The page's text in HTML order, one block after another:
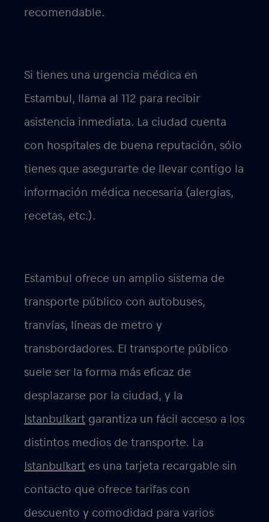
recomendable.
Si tienes una urgencia médica en
Estambul, llama al 112 para recibir
asistencia inmediata. La ciudad cuenta
con hospitales de buena reputación, sólo
tienes que asegurarte de llevar contigo la
información médica necesaria (alergias,
recetas, etc.).
Estambul ofrece un amplio sistema de
transporte público con autobuses,
tranvías, líneas de metro y
transbordadores. El transporte público
suele ser la forma más eficaz de
desplazarse por la ciudad, y la
Istanbulkart garantiza un fácil acceso a los
distintos medios de transporte. La
Istanbulkart es una tarjeta recargable sin
contacto que ofrece tarifas con
descuento y comodidad para varios